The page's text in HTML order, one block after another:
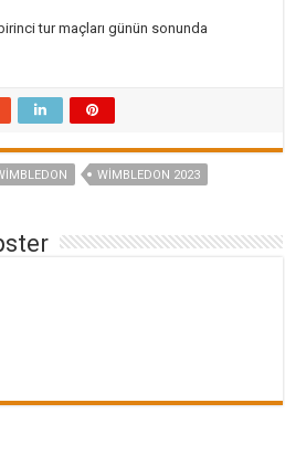
tur maçları günün sonunda
WIMBLEDON 2023